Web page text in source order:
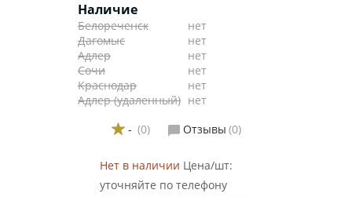
Наличие
Белореченск
нет
Дагомыс
нет
Адлер
нет
Сочи
нет
Краснодар
нет
Адлер (удаленный) нет
- (0) Отзывы (0)
Нет в наличии Цена/шт:
уточняйте по телефону